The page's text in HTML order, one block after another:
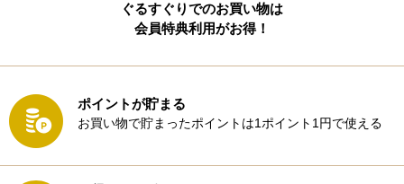
ぐるすぐりでのお買い物は
会員特典利用がお得！
ポイントが貯まる
お買い物で貯まったポイントは1ポイント1円で使える